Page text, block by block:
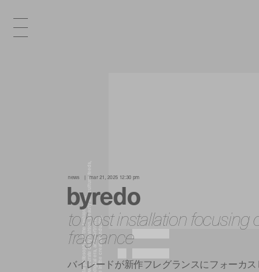
i
n
d
news mar 21, 2025 12:30 pm
byredo
to host installation
fragrance
バイレードが新作フレグランスにフォーカ